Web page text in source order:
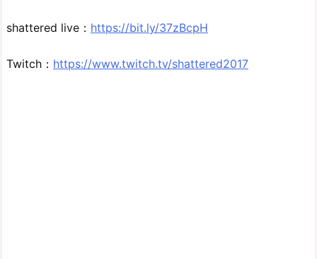
shattered live： https://bit.ly/37zBcpH
Twitch： https://www.twitch.tv/shattered2017